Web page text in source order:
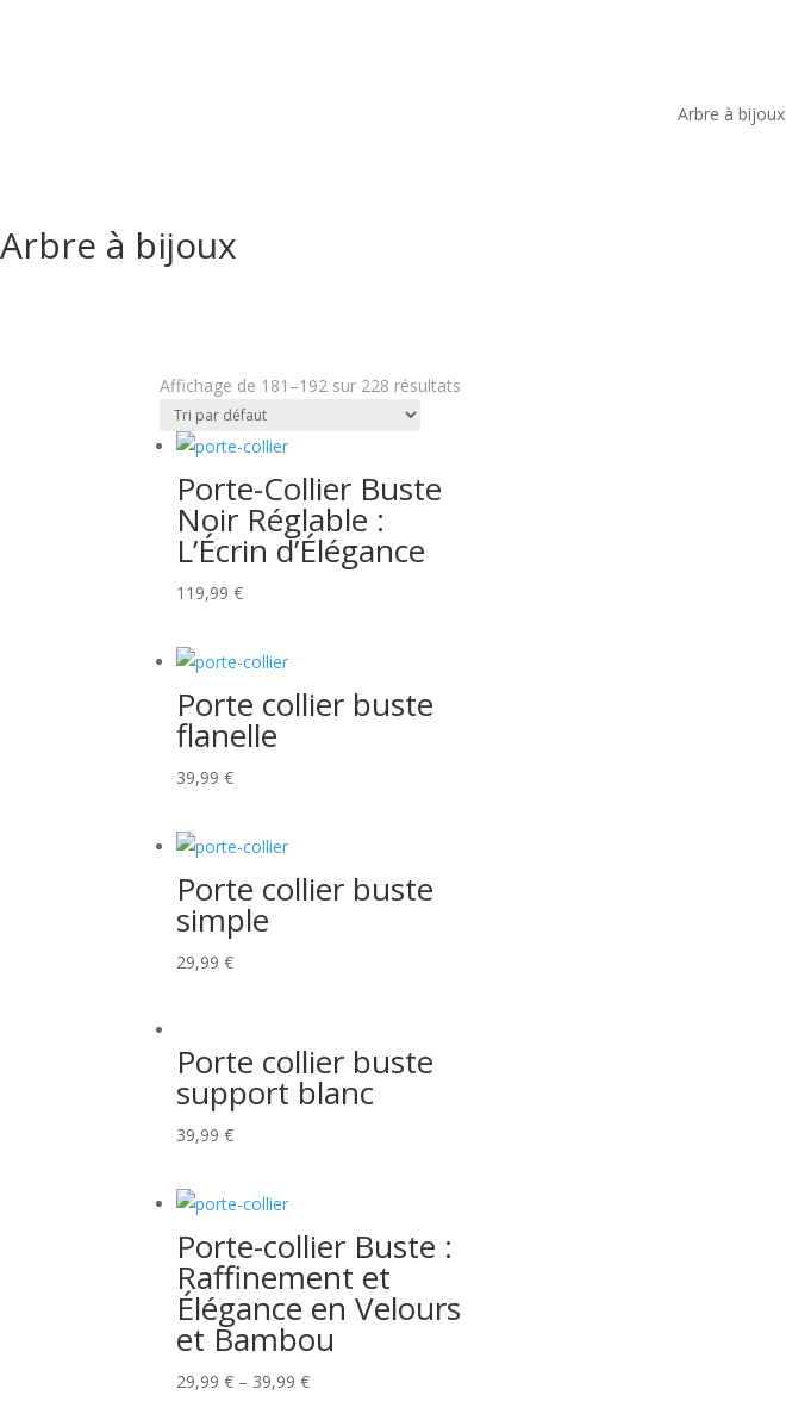
Arbre à bijoux
Arbre à bijoux
Affichage de 181–192 sur 228 résultats
Porte-Collier Buste
Noir Réglable :
L’Écrin d’Élégance
119,99€
Porte collier buste
flanelle
39,99€
Porte collier buste
simple
29,99€
Porte collier buste
support blanc
39,99€
Porte-collier Buste :
Raffinement et
Élégance en Velours
et Bambou
29,99€ – 39,99€